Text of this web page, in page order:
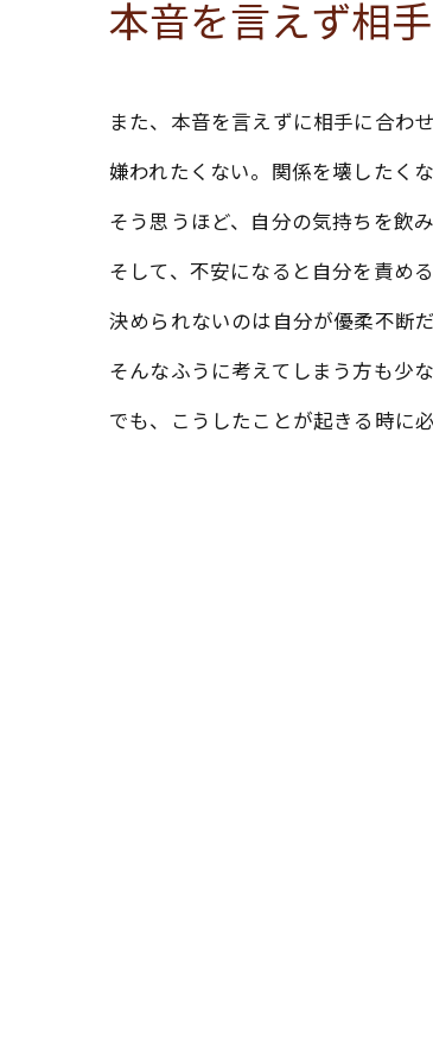
本音を言えず相
また、本音を言えずに相手に合わ
嫌われたくない。関係を壊したく
そう思うほど、自分の気持ちを飲
そして、不安になると自分を責め
決められないのは自分が優柔不断
そんなふうに考えてしまう方も少
でも、こうしたことが起きる時に